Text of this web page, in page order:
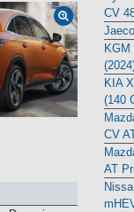
CV
KGM
KIA
(140
CV
AT